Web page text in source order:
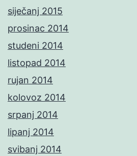
siječanj 2015
prosinac 2014
studeni 2014
listopad 2014
rujan 2014
kolovoz 2014
srpanj 2014
lipanj 2014
svibanj 2014